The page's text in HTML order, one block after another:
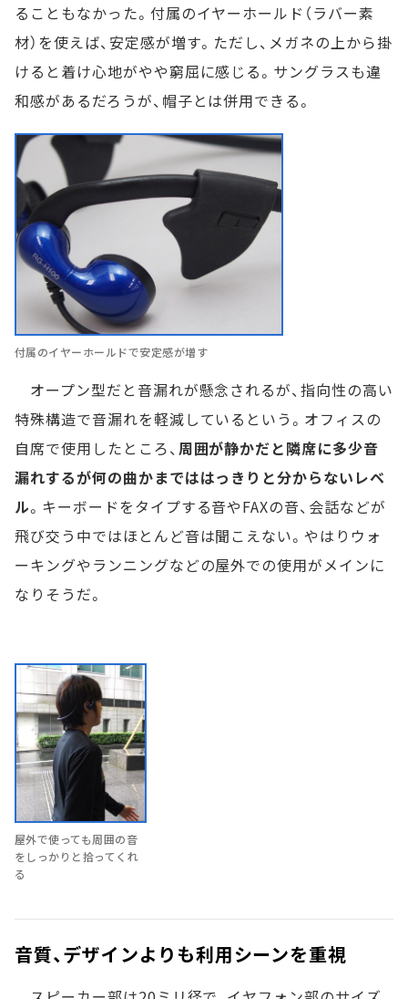
ることもなかった。付属のイヤーホールド（ラバー素
材）を使えば、安定感が増す。ただし、メガネの上から掛
けると着け心地がやや窮屈に感じる。サングラスも違
和感があるだろうが、帽子とは併用できる。
付属のイヤーホールドで安定感が増す
オープン型だと音漏れが懸念されるが、指向性の高い
特殊構造で音漏れを軽減しているという。オフィスの
自席で使用したところ、 周囲が静かだと隣席に多少音
漏れするが何の曲かまでははっきりと分からないレベ
ル。キーボードをタイプする音やFAXの音、会話などが
飛び交う中ではほとんど音は聞こえない。やはりウォ
ーキングやランニングなどの屋外での使用がメインに
なりそうだ。
屋外で使っても周囲の音
をしっかりと拾ってくれ
る
音質、デザインよりも利用シーンを重視